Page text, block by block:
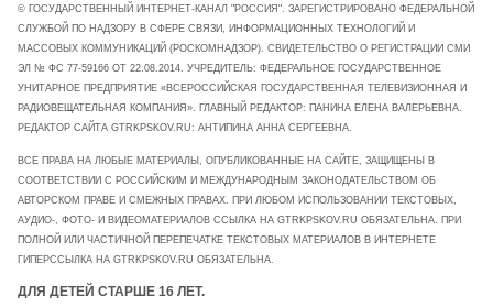
© ГОСУДАРСТВЕННЫЙ ИНТЕРНЕТ-КАНАЛ "РОССИЯ". ЗАРЕГИСТРИРОВАНО ФЕДЕРАЛЬНОЙ
СЛУЖБОЙ ПО НАДЗОРУ В СФЕРЕ СВЯЗИ, ИНФОРМАЦИОННЫХ ТЕХНОЛОГИЙ И
МАССОВЫХ КОММУНИКАЦИЙ (РОСКОМНАДЗОР). СВИДЕТЕЛЬСТВО О РЕГИСТРАЦИИ СМИ
ЭЛ № ФС 77-59166 ОТ 22.08.2014. УЧРЕДИТЕЛЬ: ФЕДЕРАЛЬНОЕ ГОСУДАРСТВЕННОЕ
УНИТАРНОЕ ПРЕДПРИЯТИЕ «ВСЕРОССИЙСКАЯ ГОСУДАРСТВЕННАЯ ТЕЛЕВИЗИОННАЯ И
РАДИОВЕЩАТЕЛЬНАЯ КОМПАНИЯ». ГЛАВНЫЙ РЕДАКТОР: ПАНИНА ЕЛЕНА ВАЛЕРЬЕВНА.
РЕДАКТОР САЙТА GTRKPSKOV.RU: АНТИПИНА АННА СЕРГЕЕВНА.
ВСЕ ПРАВА НА ЛЮБЫЕ МАТЕРИАЛЫ, ОПУБЛИКОВАННЫЕ НА САЙТЕ, ЗАЩИЩЕНЫ В
СООТВЕТСТВИИ С РОССИЙСКИМ И МЕЖДУНАРОДНЫМ ЗАКОНОДАТЕЛЬСТВОМ ОБ
АВТОРСКОМ ПРАВЕ И СМЕЖНЫХ ПРАВАХ. ПРИ ЛЮБОМ ИСПОЛЬЗОВАНИИ ТЕКСТОВЫХ,
АУДИО-, ФОТО- И ВИДЕОМАТЕРИАЛОВ ССЫЛКА НА GTRKPSKOV.RU ОБЯЗАТЕЛЬНА. ПРИ
ПОЛНОЙ ИЛИ ЧАСТИЧНОЙ ПЕРЕПЕЧАТКЕ ТЕКСТОВЫХ МАТЕРИАЛОВ В ИНТЕРНЕТЕ
ГИПЕРССЫЛКА НА GTRKPSKOV.RU ОБЯЗАТЕЛЬНА.
ДЛЯ ДЕТЕЙ СТАРШЕ 16 ЛЕТ.